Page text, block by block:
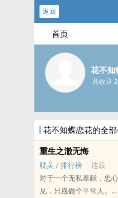
返回
首页
花不知
共收录
花不知蝶恋花的全
重生之澈无悔
耽美 / 排行榜
连载
对于一个无私奉献，忠
见，只愿做个平常人。